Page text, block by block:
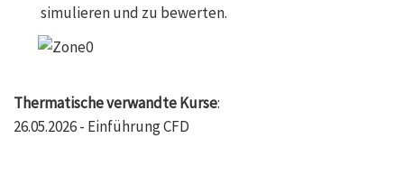
simulieren und zu bewerten.
Thermatische verwandte Kurse:
26.05.2026 - Einführung CFD